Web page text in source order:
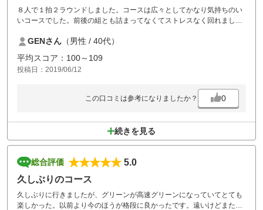
８人で１拍２ラウンドしました。コースは広々としてかなり気持ちのい
いコースでした。前後の組とも詰まってなくてストレスなく回れまし
て最高でした。夕食の和食は安っぽい感じで残念でしたが、料金が安い
ので納得です。原価を抑えるため無理をするなら夕食も昼食メニューと
同じでもいいのに、と思いました。その方が好きなもの食べれて満足で
きますよ。
GENさん （男性 / 40代）
平均スコア：100～109
投稿日：2019/06/12
この口コミは参考になりましたか？ 0
続きを見る
総合評価
5.0
久しぶりのコース
久しぶりに行きましたが、グリーンが高速グリーンになっていてとても
楽しかった。以前より今のほうが格段に良かったです。遠いけどまた行